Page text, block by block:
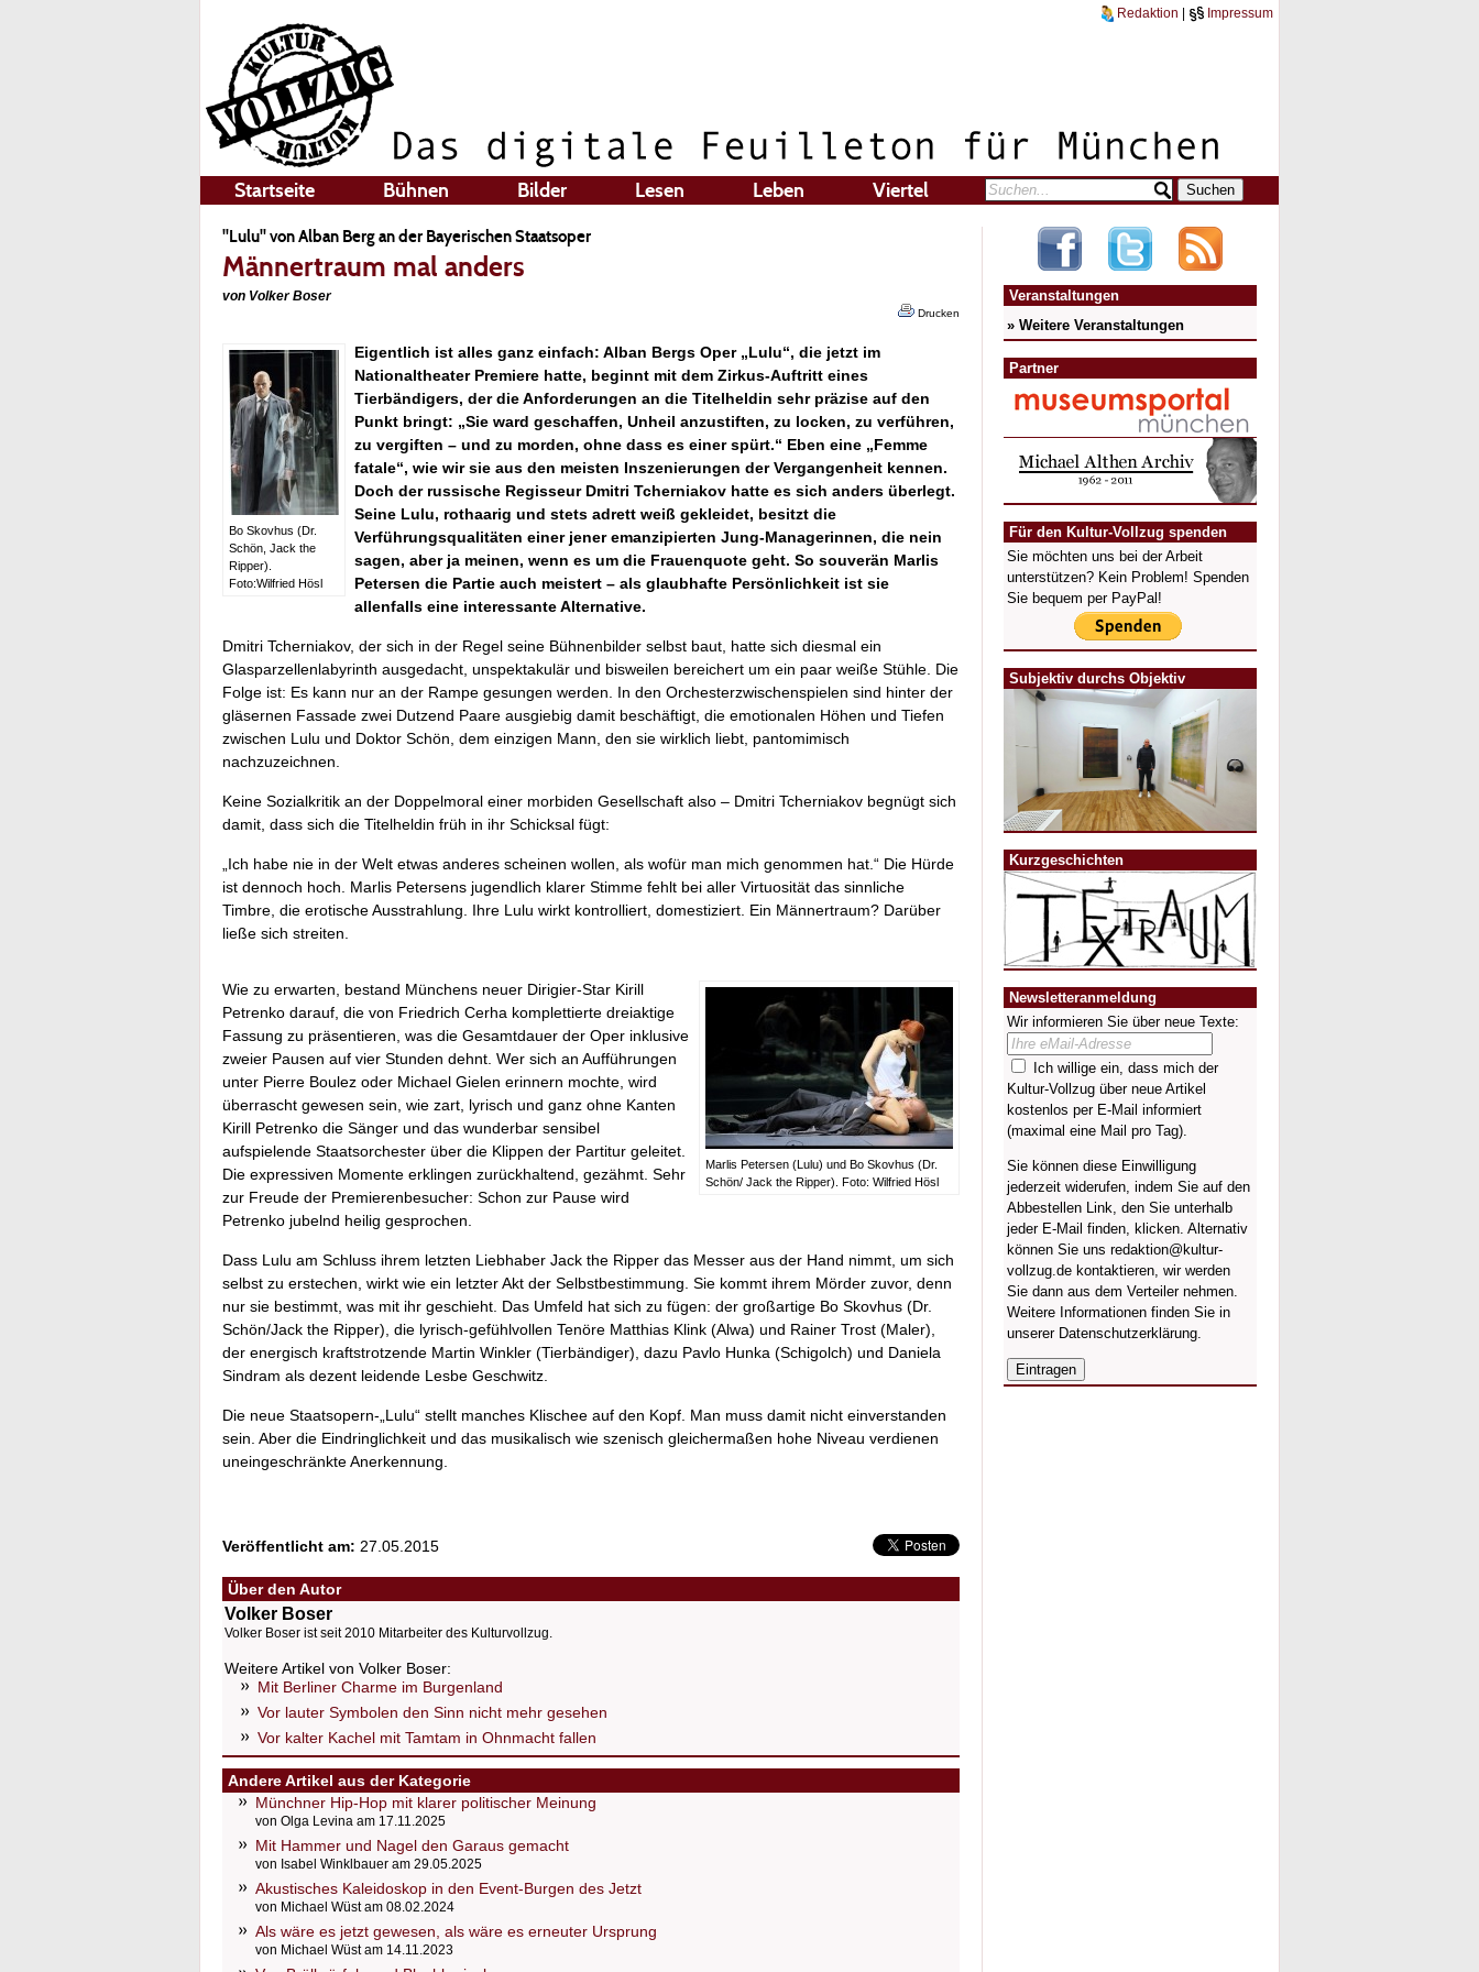
Redaktion Impressum
Startseite Bühnen Bilder Lesen Leben Viertel
"Lulu" von Alban Berg an der Bayerischen Staatsoper
Männertraum mal anders
von Volker Boser
Drucken
Bo Skovhus (Dr.
Schön, Jack the
Ripper).
Foto:Wilfried Hösl
Eigentlich ist alles ganz einfach: Alban Bergs Oper „Lulu“, die jetzt im
Nationaltheater Premiere hatte, beginnt mit dem Zirkus-Auftritt eines
Tierbändigers, der die Anforderungen an die Titelheldin sehr präzise auf den
Punkt bringt: „Sie ward geschaffen, Unheil anzustiften, zu locken, zu verführen,
zu vergiften – und zu morden, ohne dass es einer spürt.“ Eben eine „Femme
fatale“, wie wir sie aus den meisten Inszenierungen der Vergangenheit kennen.
Doch der russische Regisseur Dmitri Tcherniakov hatte es sich anders überlegt.
Seine Lulu, rothaarig und stets adrett weiß gekleidet, besitzt die
Verführungsqualitäten einer jener emanzipierten Jung-Managerinnen, die nein
sagen, aber ja meinen, wenn es um die Frauenquote geht. So souverän Marlis
Petersen die Partie auch meistert – als glaubhafte Persönlichkeit ist sie
allenfalls eine interessante Alternative.
Dmitri Tcherniakov, der sich in der Regel seine Bühnenbilder selbst baut, hatte sich diesmal ein
Glasparzellenlabyrinth ausgedacht, unspektakulär und bisweilen bereichert um ein paar weiße Stühle. Die
Folge ist: Es kann nur an der Rampe gesungen werden. In den Orchesterzwischenspielen sind hinter der
gläsernen Fassade zwei Dutzend Paare ausgiebig damit beschäftigt, die emotionalen Höhen und Tiefen
zwischen Lulu und Doktor Schön, dem einzigen Mann, den sie wirklich liebt, pantomimisch
nachzuzeichnen.
Keine Sozialkritik an der Doppelmoral einer morbiden Gesellschaft also – Dmitri Tcherniakov begnügt sich
damit, dass sich die Titelheldin früh in ihr Schicksal fügt:
„Ich habe nie in der Welt etwas anderes scheinen wollen, als wofür man mich genommen hat.“ Die Hürde
ist dennoch hoch. Marlis Petersens jugendlich klarer Stimme fehlt bei aller Virtuosität das sinnliche
Timbre, die erotische Ausstrahlung. Ihre Lulu wirkt kontrolliert, domestiziert. Ein Männertraum? Darüber
ließe sich streiten.
Marlis Petersen (Lulu) und Bo Skovhus (Dr.
Schön/ Jack the Ripper). Foto: Wilfried Hösl
Wie zu erwarten, bestand Münchens neuer Dirigier-Star Kirill
Petrenko darauf, die von Friedrich Cerha komplettierte dreiaktige
Fassung zu präsentieren, was die Gesamtdauer der Oper inklusive
zweier Pausen auf vier Stunden dehnt. Wer sich an Aufführungen
unter Pierre Boulez oder Michael Gielen erinnern mochte, wird
überrascht gewesen sein, wie zart, lyrisch und ganz ohne Kanten
Kirill Petrenko die Sänger und das wunderbar sensibel
aufspielende Staatsorchester über die Klippen der Partitur geleitet.
Die expressiven Momente erklingen zurückhaltend, gezähmt. Sehr
zur Freude der Premierenbesucher: Schon zur Pause wird
Petrenko jubelnd heilig gesprochen.
Dass Lulu am Schluss ihrem letzten Liebhaber Jack the Ripper das Messer aus der Hand nimmt, um sich
selbst zu erstechen, wirkt wie ein letzter Akt der Selbstbestimmung. Sie kommt ihrem Mörder zuvor, denn
nur sie bestimmt, was mit ihr geschieht. Das Umfeld hat sich zu fügen: der großartige Bo Skovhus (Dr.
Schön/Jack the Ripper), die lyrisch-gefühlvollen Tenöre Matthias Klink (Alwa) und Rainer Trost (Maler),
der energisch kraftstrotzende Martin Winkler (Tierbändiger), dazu Pavlo Hunka (Schigolch) und Daniela
Sindram als dezent leidende Lesbe Geschwitz.
Die neue Staatsopern-„Lulu“ stellt manches Klischee auf den Kopf. Man muss damit nicht einverstanden
sein. Aber die Eindringlichkeit und das musikalisch wie szenisch gleichermaßen hohe Niveau verdienen
uneingeschränkte Anerkennung.
Veröffentlicht am: 27.05.2015
Über den Autor
Volker Boser
Volker Boser ist seit 2010 Mitarbeiter des Kulturvollzug.
Weitere Artikel von Volker Boser:
Mit Berliner Charme im Burgenland
Vor lauter Symbolen den Sinn nicht mehr gesehen
Vor kalter Kachel mit Tamtam in Ohnmacht fallen
Andere Artikel aus der Kategorie
Münchner Hip-Hop mit klarer politischer Meinung
von Olga Levina am 17.11.2025
Mit Hammer und Nagel den Garaus gemacht
von Isabel Winklbauer am 29.05.2025
Akustisches Kaleidoskop in den Event-Burgen des Jetzt
von Michael Wüst am 08.02.2024
Als wäre es jetzt gewesen, als wäre es erneuter Ursprung
von Michael Wüst am 14.11.2023
Veranstaltungen
» Weitere Veranstaltungen
Partner
Für den Kultur-Vollzug spenden
Sie möchten uns bei der Arbeit
unterstützen? Kein Problem! Spenden
Sie bequem per PayPal!
Subjektiv durchs Objektiv
Kurzgeschichten
Newsletteranmeldung
Wir informieren Sie über neue Texte:
Ich willige ein, dass mich der
Kultur-Vollzug über neue Artikel
kostenlos per E-Mail informiert
(maximal eine Mail pro Tag).
Sie können diese Einwilligung
jederzeit widerufen, indem Sie auf den
Abbestellen Link, den Sie unterhalb
jeder E-Mail finden, klicken. Alternativ
können Sie uns redaktion@kultur-
vollzug.de kontaktieren, wir werden
Sie dann aus dem Verteiler nehmen.
Weitere Informationen finden Sie in
unserer Datenschutzerklärung.